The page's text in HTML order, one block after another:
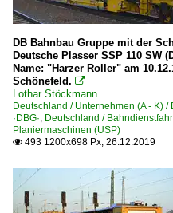
Bauzüge | sonstige
Kirow
Linsinger MG31
Linsinger
Linsinger SF 06
MB Arocs
Messwagen | alle
2020
2020
2021
2022
2023
2024
2025
2026
DB Bahnbau Gruppe mit der
Deutsche Plasser SSP 110 SW
Name: "Harzer Roller" am
Schönefeld. 
Lothar Stöckmann
Deutschland / Unternehmen (A - K)
·DBG·, Deutschland /
Planiermaschinen (USP)
 493 1200x698 Px, 26.12.2019